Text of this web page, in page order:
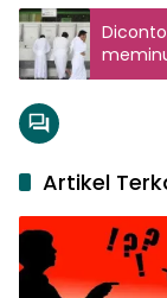
Artikel